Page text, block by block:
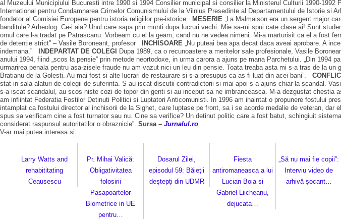
al Muzeului Municipiului Bucuresti intre 1990 si 1994 Consilier municipal si consilier la Ministerul Culturii 1990-
International pentru Condamnarea Crimelor Comunismului de la Vilnius Presedinte al Departamentului de Istorie
fondator al Comisiei Europene pentru istoria religiilor pre-istorice MESERIE „La Malmaison era un sergent major
banditule? Arheolog. Ce-i aia? Unul care sapa prin munti dupa lucruri vechi. Mie sa-mi spui cate clase ai! Sunt
omul care l-a tradat pe Patrascanu. Vorbeam cu el la geam, cand nu ne vedea nimeni. Mi-a marturisit ca el a fost
de detentie strict” – Vasile Boroneant, profesor INCHISOARE „Nu puteai bea apa decat daca aveai aprobare. A
indemana.” INDEPARTAT DE COLEGI Dupa 1989, ca o recunoastere a meritelor sale profesionale, Vasile
anului 1994, fiind „scos la pensie” prin metode neortodoxe, in urma carora a ajuns pe mana Parchetului. „Din
urmarirea penala pentru asa-zisele fraude nu am vazut nici un leu din pensie. Toata treaba asta mi s-a tras de la
Bratianu de la Golesti. Au mai fost si alte lucrari de restaurare si s-a presupus ca as fi luat din acei bani”.
stat in sala alaturi de colegii de suferinta. S-au iscat discutii contradictorii si mai apoi s-a ajuns chiar la scandal.
s-a iscat scandalul, au scos niste cozi de topor din genti si au inceput sa ne imbranceasca. M-a dezgustat
am infiintat Federatia Fostilor Detinuti Politici si Luptatori Anticomunisti. In 1996 am inaintat o propunere fostului
intamplat ca fostului director al inchisorii de la Sighet, care luptase pe front, sa i se acorde medalie de veteran,
spus sa verificam cine a fost turnator sau nu. Cine sa verifice? Un detinut politic care a fost batut, schingiuit
considerat raspunsul autoritatilor o obraznicie”. Sursa – Jurnalul.ro
V-ar mai putea interesa si:
Larry Watts and
rehabititating
Ceausescu
Pr. Mihai Valică:
Obligativitatea
folosirii
Pasapoartelor
Biometrice in UE
pentru…
Dosarul Zilei,
episodul 59: Băieţii
deştepţi din UDMR
Fiesta
antiromaneasca a lui
Lucian Boia si
Gabriel Liicheanu,
dejucata…
„Să nu mai fie copii”:
Interviu video de
arhivă şocant…